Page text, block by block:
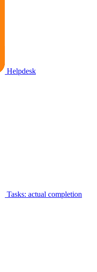
Helpdesk
Tasks: actual completion